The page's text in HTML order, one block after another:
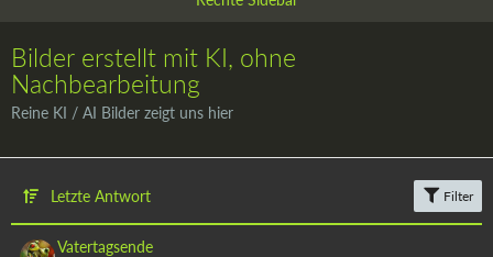
Bilder erstellt mit KI, ohne
Nachbearbeitung
Reine KI / AI Bilder zeigt uns hier
Letzte Antwort Filter
Vatertagsende